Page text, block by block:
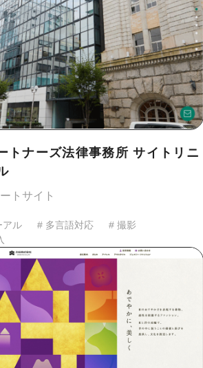
トナーズ法律事務所 サイトリニ
トサイト
アル # 多言語対応
# 撮影